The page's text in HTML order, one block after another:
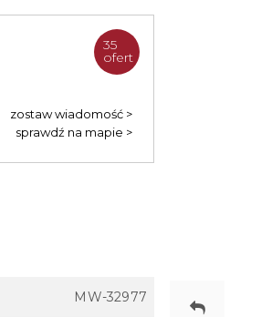
35
ofert
zostaw wiadomość
sprawdź na mapie
MW-32977